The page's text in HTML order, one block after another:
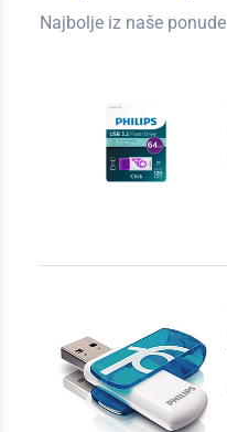
Najbolje iz naše ponude